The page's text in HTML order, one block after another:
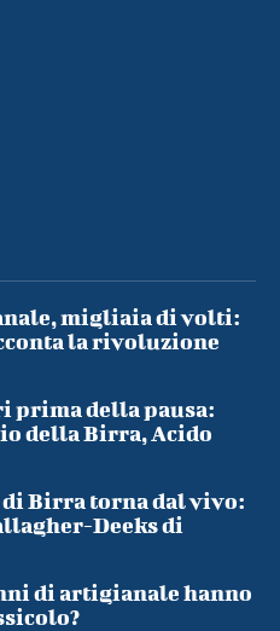
migliaia di volti:
la rivoluzione
prima della pausa:
della Birra, Acido
di Birra torna dal vivo:
Deeks di
di artigianale hanno